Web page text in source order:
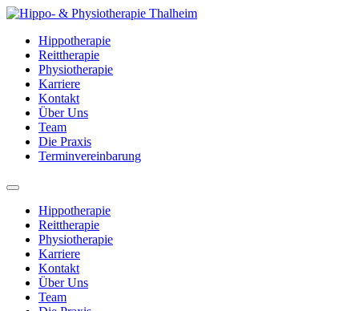
Zum
wechselnHippotherapie
Reittherapie
Physiotherapie
Karriere
Kontakt
Über Uns
Team
Die Praxis
Terminvereinbarung
Menü
Hippotherapie
Reittherapie
Physiotherapie
Karriere
Kontakt
Über Uns
Team